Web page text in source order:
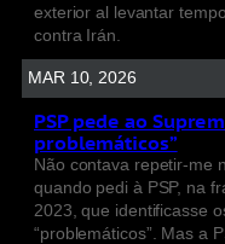
exterior al levantar
contra Irán.
MAR 10, 2026
PSP pede ao
problemáticos”
Não contava repetir-me
quando pedi à PSP, na
2023, que identificasse
“problemáticos”. Mas a